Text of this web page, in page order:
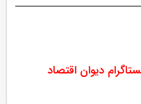
دیوان اقتصاد